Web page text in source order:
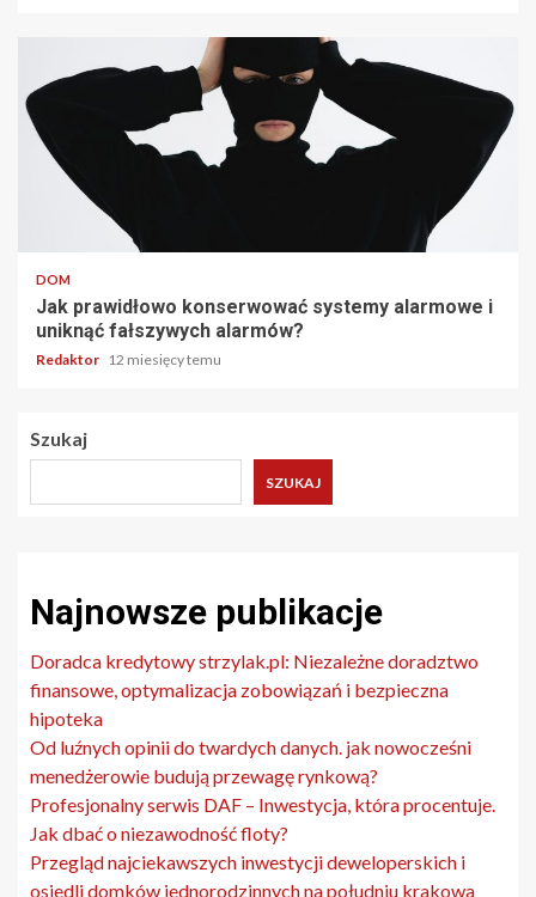
4 min odczytu
DOM
Jak prawidłowo konserwować systemy alarmowe i
uniknąć fałszywych alarmów?
Redaktor 12 miesięcy temu
Szukaj
SZUKAJ
Najnowsze publikacje
Doradca kredytowy strzylak.pl: Niezależne doradztwo
finansowe, optymalizacja zobowiązań i bezpieczna
hipoteka
Od luźnych opinii do twardych danych. jak nowocześni
menedżerowie budują przewagę rynkową?
Profesjonalny serwis DAF – Inwestycja, która procentuje.
Jak dbać o niezawodność floty?
Przegląd najciekawszych inwestycji deweloperskich i
osiedli domków jednorodzinnych na południu krakowa